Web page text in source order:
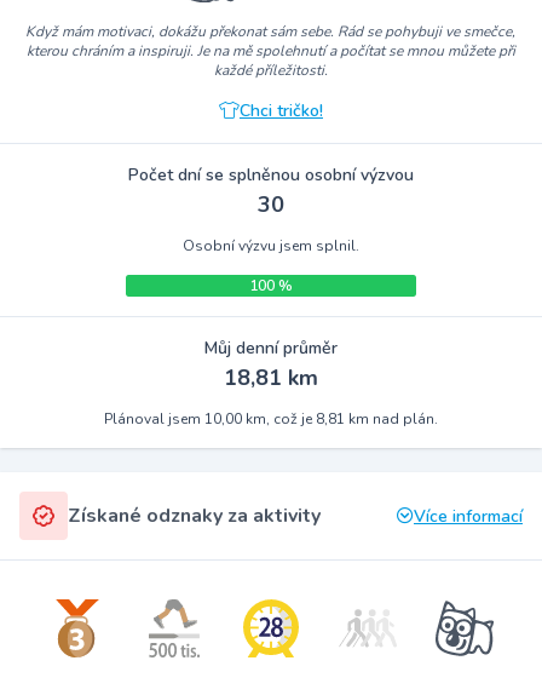
Když mám motivaci, dokážu překonat sám sebe. Rád se pohybuji ve smečce,
kterou chráním a inspiruji. Je na mě spolehnutí a počítat se mnou můžete při
každé příležitosti.
Chci tričko!
Počet dní se splněnou osobní výzvou
30
Osobní výzvu jsem splnil.
100 %
Můj denní průměr
18,81 km
Plánoval jsem 10,00 km, což je 8,81 km nad plán.
Získané odznaky za aktivity Více informací